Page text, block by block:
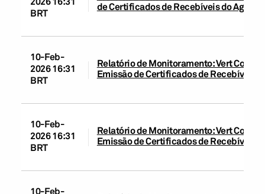
BRT
de Certificados de Recebíveis do
10-Feb-
2026 16:31
BRT
Relatório de Monitoramento: Vert
Emissão de Certificados de Recebíveis
10-Feb-
2026 16:31
BRT
Relatório de Monitoramento: Vert
Emissão de Certificados de Recebíveis
10-Feb-